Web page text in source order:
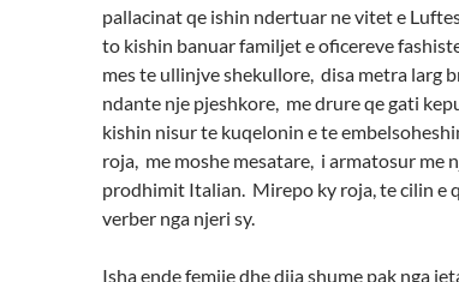
pallacinat qe ishin ndertuar ne vitet e
to kishin banuar familjet e oficereve
mes te ullinjve shekullore, disa metra larg
ndante nje pjeshkore, me drure qe gati
kishin nisur te kuqelonin e te
roja, me moshe mesatare, i armatosur me
prodhimit Italian. Mirepo ky roja, te cilin e
verber nga njeri sy.
Isha ende femije dhe dija shume pak nga